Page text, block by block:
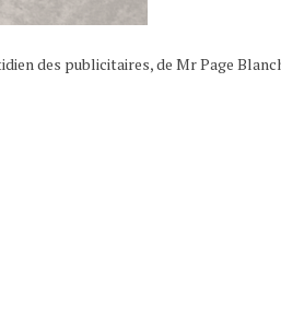
des publicitaires, de Mr Page